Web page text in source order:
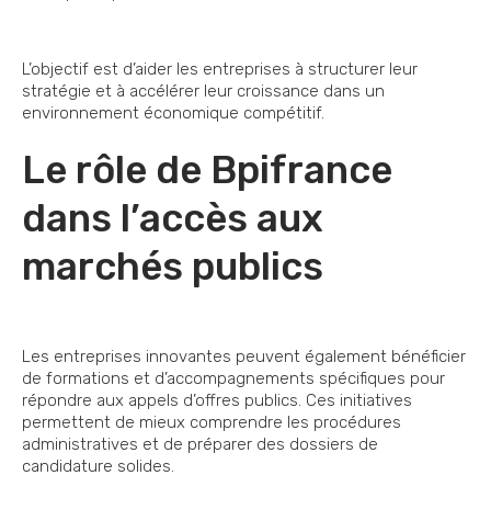
L’objectif est d’aider les entreprises à structurer leur
stratégie et à accélérer leur croissance dans un
environnement économique compétitif.
Le rôle de Bpifrance
dans l’accès aux
marchés publics
Les entreprises innovantes peuvent également bénéficier
de formations et d’accompagnements spécifiques pour
répondre aux appels d’offres publics. Ces initiatives
permettent de mieux comprendre les procédures
administratives et de préparer des dossiers de
candidature solides.